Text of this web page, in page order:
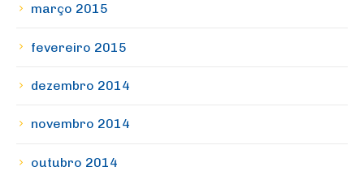
março 2015
fevereiro 2015
dezembro 2014
novembro 2014
outubro 2014